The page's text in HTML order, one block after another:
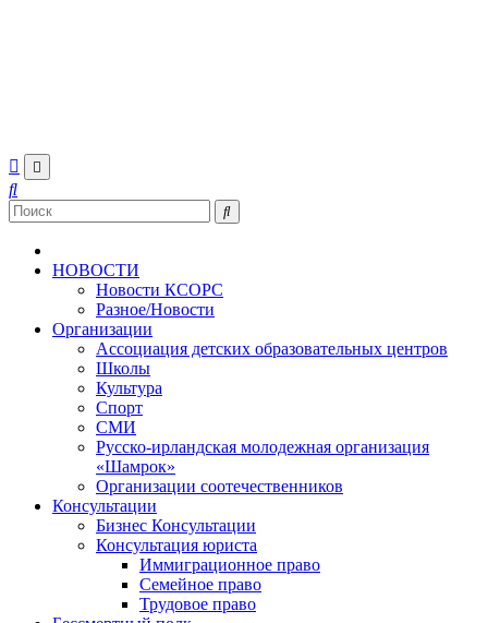
НОВОСТИ
Новости КСОРС
Разное/Новости
Организации
Ассоциация детских образовательных центров
Школы
Культура
Спорт
СМИ
Русско-ирландская молодежная организация
«Шамрок»
Организации соотечественников
Консультации
Бизнес Консультации
Консультация юриста
Иммиграционное право
Семейное право
Трудовое право